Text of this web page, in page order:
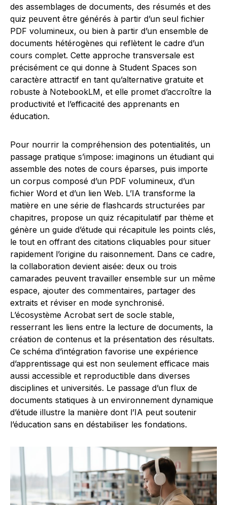
des assemblages de documents, des résumés et des
quiz peuvent être générés à partir d’un seul fichier
PDF volumineux, ou bien à partir d’un ensemble de
documents hétérogènes qui reflètent le cadre d’un
cours complet. Cette approche transversale est
précisément ce qui donne à Student Spaces son
caractère attractif en tant qu’alternative gratuite et
robuste à NotebookLM, et elle promet d’accroître la
productivité et l’efficacité des apprenants en
éducation.
Pour nourrir la compréhension des potentialités, un
passage pratique s’impose: imaginons un étudiant qui
assemble des notes de cours éparses, puis importe
un corpus composé d’un PDF volumineux, d’un
fichier Word et d’un lien Web. L’IA transforme la
matière en une série de flashcards structurées par
chapitres, propose un quiz récapitulatif par thème et
génère un guide d’étude qui récapitule les points clés,
le tout en offrant des citations cliquables pour situer
rapidement l’origine du raisonnement. Dans ce cadre,
la collaboration devient aisée: deux ou trois
camarades peuvent travailler ensemble sur un même
espace, ajouter des commentaires, partager des
extraits et réviser en mode synchronisé.
L’écosystème Acrobat sert de socle stable,
resserrant les liens entre la lecture de documents, la
création de contenus et la présentation des résultats.
Ce schéma d’intégration favorise une expérience
d’apprentissage qui est non seulement efficace mais
aussi accessible et reproductible dans diverses
disciplines et universités. Le passage d’un flux de
documents statiques à un environnement dynamique
d’étude illustre la manière dont l’IA peut soutenir
l’éducation sans en déstabiliser les fondations.